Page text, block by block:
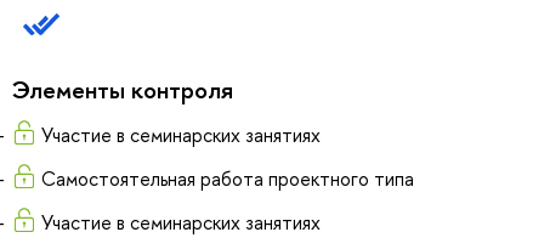
Элементы контроля
Участие в семинарских занятиях
Самостоятельная работа проектного типа
Участие в семинарских занятиях